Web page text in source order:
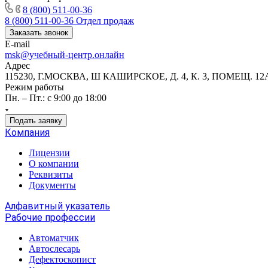
8 (800) 511-00-36
8 (800) 511-00-36 Отдел продаж
Заказать звонок
E-mail
msk@учебный-центр.онлайн
Адрес
115230, Г.МОСКВА, Ш КАШИРСКОЕ, Д. 4, К. 3, ПОМЕЩ.
Режим работы
Пн. – Пт.: с 9:00 до 18:00
Подать заявку
Компания
Лицензии
О компании
Реквизиты
Документы
Алфавитный указатель
Рабочие профессии
Автоматчик
Автослесарь
Дефектоскопист